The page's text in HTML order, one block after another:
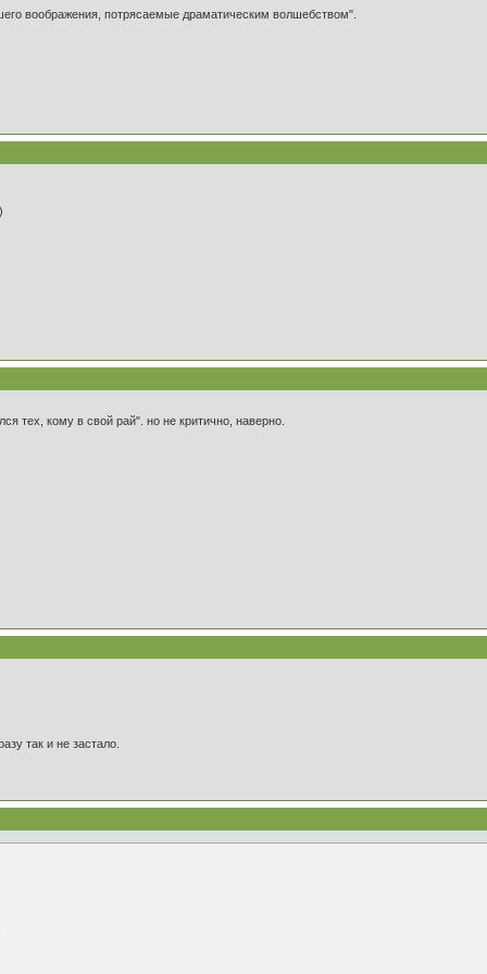
воображения, потрясаемые драматическим волшебством".
тех, кому в свой рай". но не критично, наверно.
так и не застало.